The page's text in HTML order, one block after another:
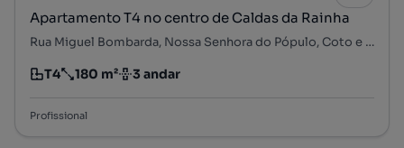
Apartamento T4 no centro de Caldas da Rainha
Rua Miguel Bombarda, Nossa Senhora do Pópulo, Coto e São Gregório, Caldas da Rainha, Leiria
Tipologia
T4
Preço por metro quadrado
180 m²
Andar 3 andar
Profissional